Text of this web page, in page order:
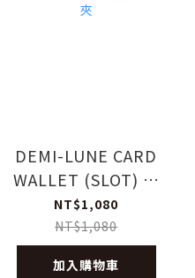
DEMI-LUNE CARD
WALLET (SLOT) 插
卡式卡片夾
NT$1,080
NT$1,080
加入購物車